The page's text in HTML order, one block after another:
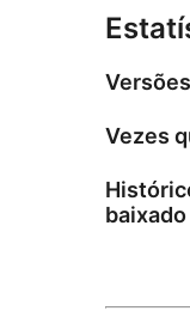
Vezes
baixado